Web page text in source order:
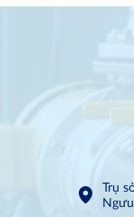
Trụ